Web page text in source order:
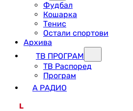
Фудбал
Кошарка
Тенис
Остали спортови
Архива
ТВ ПРОГРАМ
ТВ Распоред
Програм
А РАДИО
L